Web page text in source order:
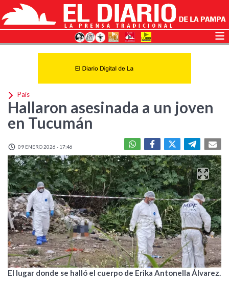
País
Hallaron asesinada a un joven
en Tucumán
09 ENERO 2026 - 17:46
El lugar donde se halló el cuerpo de Erika Antonella Álvarez.